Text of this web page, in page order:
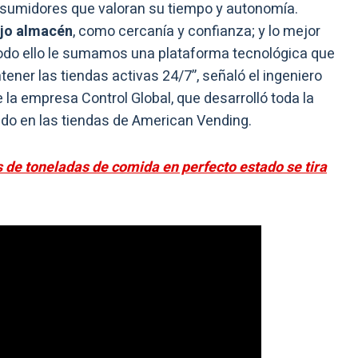
que valoran su tiempo y autonomía.
almacén, como cercanía y confianza; y lo mejor
ello le sumamos una plataforma tecnológica que
las tiendas activas 24/7”, señaló el ingeniero
empresa Control Global, que desarrolló toda la
en las tiendas de American Vending.
toneladas de comida en perfecto estado se tira